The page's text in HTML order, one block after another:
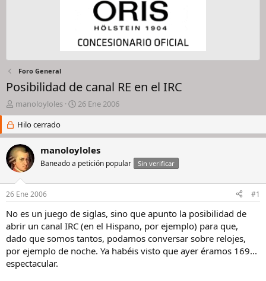
Foro General
Posibilidad de canal RE en el IRC
I
n
c
i
a
d
o
d
e
l
h
i
l
o
manoloyloles
F
e
h
a
d
e
i
c
i
o
26 Ene 2006
Hilo cerrado
manoloyloles
Baneado a petición popular Sin verificar
26 Ene 2006 #1
No es un juego de siglas, sino que apunto la posibilidad de
abrir un canal IRC (en el Hispano, por ejemplo) para que,
dado que somos tantos, podamos conversar sobre relojes,
por ejemplo de noche. Ya habéis visto que ayer éramos 169...
espectacular.